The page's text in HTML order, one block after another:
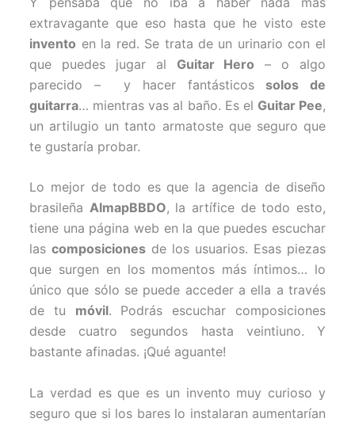
extravagante que eso hasta que he visto este
invento en la red. Se trata de un urinario con el
que puedes jugar al Guitar Hero – o algo
parecido – y hacer fantásticos solos de
guitarra… mientras vas al baño. Es el Guitar Pee,
un artilugio un tanto armatoste que seguro que
te gustaría probar.
Lo mejor de todo es que la agencia de diseño
brasileña AlmapBBDO, la artífice de todo esto,
tiene una página web en la que puedes escuchar
lascomposiciones de los usuarios. Esas piezas
que surgen en los momentos más íntimos… lo
único que sólo se puede acceder a ella a través
de tu móvil. Podrás escuchar composiciones
desde cuatro segundos hasta veintiuno. Y
bastante afinadas. ¡Qué aguante!
La verdad es que es un invento muy curioso y
seguro que si los bares lo instalaran aumentarían